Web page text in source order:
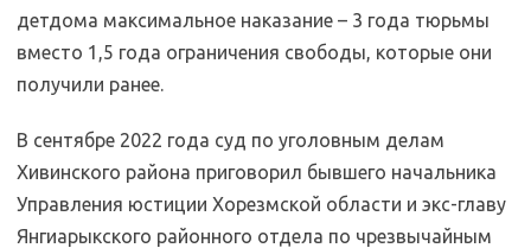
детдома максимальное наказание – 3 года тюрьмы
вместо 1,5 года ограничения свободы, которые они
получили ранее.
В сентябре 2022 года суд по уголовным делам
Хивинского района приговорил бывшего начальника
Управления юстиции Хорезмской области и экс-главу
Янгиарыкского районного отдела по чрезвычайным